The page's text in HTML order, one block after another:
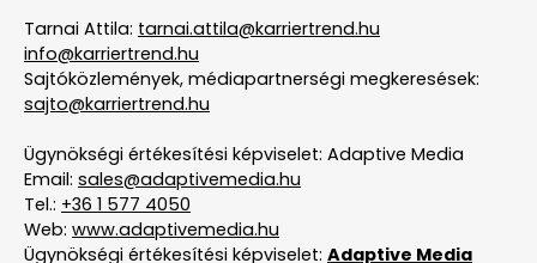
Tarnai Attila: tarnai.attila@karriertrend.hu
info@karriertrend.hu
Sajtóközlemények, médiapartnerségi megkeresések:
sajto@karriertrend.hu
Ügynökségi értékesítési képviselet: Adaptive Media
Email: sales@adaptivemedia.hu
Tel.: +36 1 577 4050
Web: www.adaptivemedia.hu
Ügynökségi értékesítési képviselet: Adaptive Media